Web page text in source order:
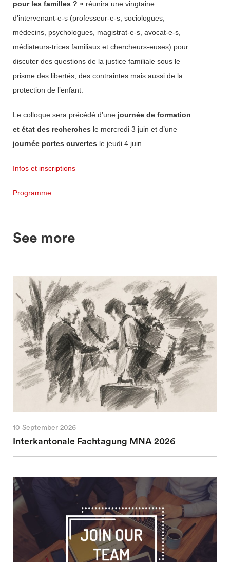
pour les familles ? »réunira une vingtaine
d'intervenant-e-s (professeur-e-s, sociologues,
médecins, psychologues, magistrat-e-s, avocat-e-s,
médiateurs-trices familiaux et chercheurs-euses) pour
discuter des questions de la justice familiale sous le
prisme des libertés, des contraintes mais aussi de la
protection de l’enfant.
Le colloque sera précédé d’une journée de formation
et état des recherches le mercredi 3 juin et d’une
journée portes ouvertes le jeudi 4 juin.
Infos et inscriptions
Programme
See more
10 September 2026
Interkantonale Fachtagung MNA 2026